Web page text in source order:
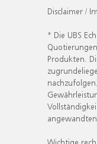
Disclaimer /
* Die UBS
Produkten.